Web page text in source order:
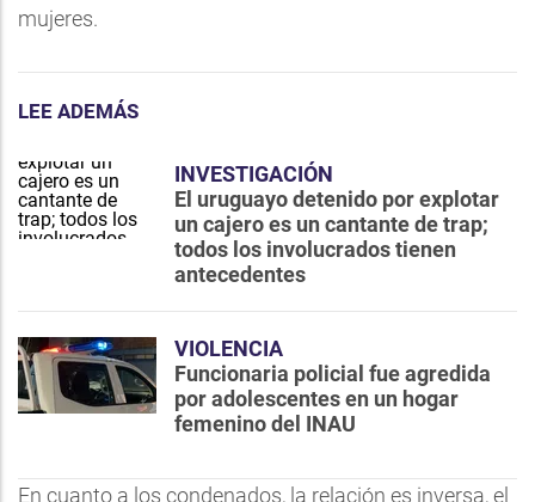
mujeres.
LEE ADEMÁS
INVESTIGACIÓN
El uruguayo detenido por explotar
un cajero es un cantante de trap;
todos los involucrados tienen
antecedentes
VIOLENCIA
Funcionaria policial fue agredida
por adolescentes en un hogar
femenino del INAU
En cuanto a los condenados, la relación es inversa, el